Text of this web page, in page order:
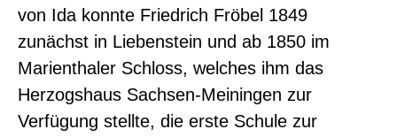
von Ida konnte Friedrich Fröbel 1849
zunächst in Liebenstein und ab 1850 im
Marienthaler Schloss, welches ihm das
Herzogshaus Sachsen-Meiningen zur
Verfügung stellte, die erste Schule zur